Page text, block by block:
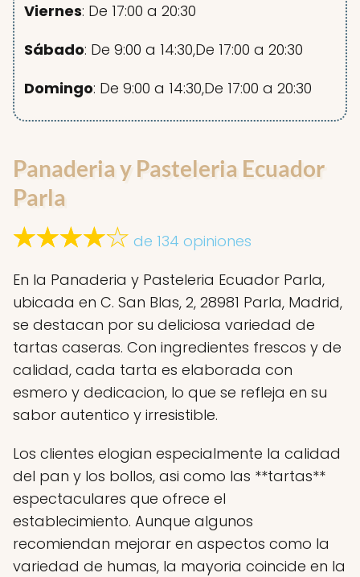
Viernes: De 17:00 a 20:30
Sábado: De 9:00 a 14:30,De 17:00 a 20:30
Domingo: De 9:00 a 14:30,De 17:00 a 20:30
Panaderia y Pasteleria Ecuador
Parla
de 134 opiniones
En la Panaderia y Pasteleria Ecuador Parla,
ubicada en C. San Blas, 2, 28981 Parla, Madrid,
se destacan por su deliciosa variedad de
tartas caseras. Con ingredientes frescos y de
calidad, cada tarta es elaborada con
esmero y dedicacion, lo que se refleja en su
sabor autentico y irresistible.
Los clientes elogian especialmente la calidad
del pan y los bollos, asi como las **tartas**
espectaculares que ofrece el
establecimiento. Aunque algunos
recomiendan mejorar en aspectos como la
variedad de humas, la mayoria coincide en la